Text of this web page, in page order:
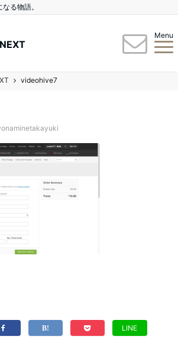
る物語。
Menu
videohive7
LINE